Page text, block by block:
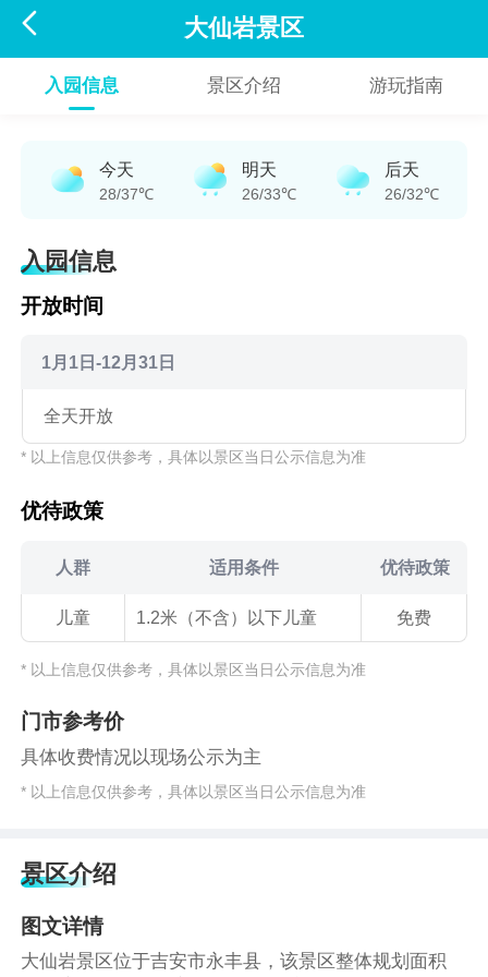
 大仙岩景区
入园信息 景区介绍 游玩指南
今天
28/37℃
明天
26/33℃
后天
26/32℃
入园信息
开放时间
1月1日-12月31日
全天开放
* 以上信息仅供参考，具体以景区当日公示信息为准
优待政策
人群 适用条件 优待政策
儿童 1.2米（不含）以下儿童 免费
* 以上信息仅供参考，具体以景区当日公示信息为准
门市参考价
具体收费情况以现场公示为主
* 以上信息仅供参考，具体以景区当日公示信息为准
景区介绍
图文详情
大仙岩景区位于吉安市永丰县，该景区整体规划面积